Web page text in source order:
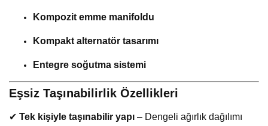
Kompozit emme manifoldu
Kompakt alternatör tasarımı
Entegre soğutma sistemi
Eşsiz Taşınabilirlik Özellikleri
✔ Tek kişiyle taşınabilir yapı – Dengeli ağırlık dağılımı